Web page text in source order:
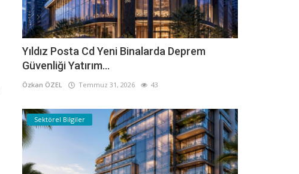
Yıldız Posta Cd Yeni Binalarda Deprem
Güvenliği Yatırım...
Özkan ÖZEL Temmuz 31, 2026 43
Sektörel Bilgiler